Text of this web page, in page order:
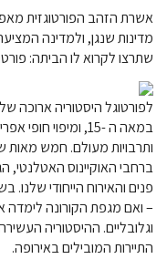
אשרת הזהב הפורטוגזית
מדינות שנגן, ולמדינה
שתרצו לקרוא לו הביתה:
לפורטוגל היסטוריה ארוכה
במאה ה -15, ומיפוי
ותרבויות מעולם. חמש מאות
ברחבי האוקיינוס ​​האטלנטי,
– ואם מגפת הקורונה לימדה
וגלובליים. ההיסטוריה
התיירות המובילים באירופה.